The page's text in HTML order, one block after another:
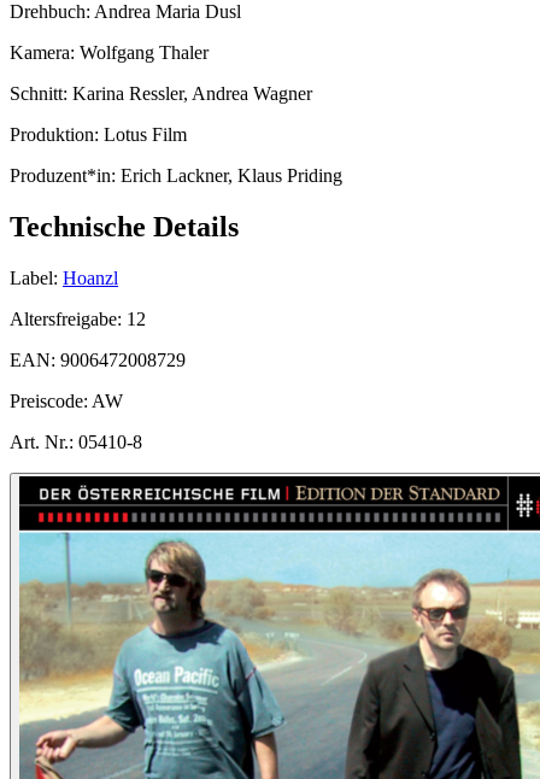
Drehbuch: Andrea Maria Dusl
Kamera: Wolfgang Thaler
Schnitt: Karina Ressler, Andrea Wagner
Produktion: Lotus Film
Produzent*in: Erich Lackner, Klaus Priding
Technische Details
Label: Hoanzl
Altersfreigabe: 12
EAN: 9006472008729
Preiscode: AW
Art. Nr.: 05410-8